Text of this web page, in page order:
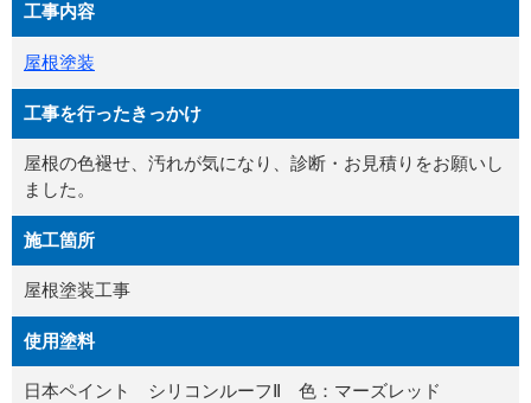
工事内容
屋根塗装
工事を行ったきっかけ
屋根の色褪せ、汚れが気になり、診断・お見積りをお願いし
ました。
施工箇所
屋根塗装工事
使用塗料
日本ペイント シリコンルーフⅡ 色：マーズレッド